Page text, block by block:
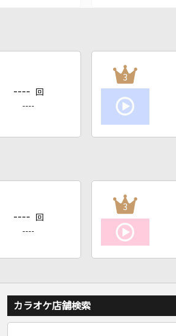
---- 回
----
3
---- 回
----
3
カラオケ店舗検索